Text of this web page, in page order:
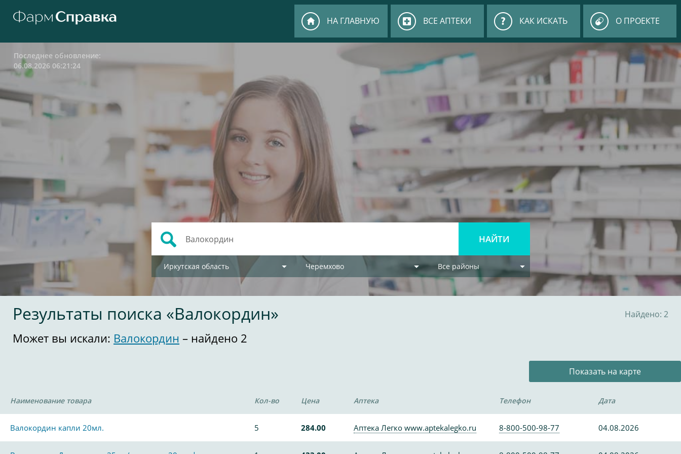
НА ГЛАВНУЮ ВСЕ АПТЕКИ КАК ИСКАТЬ О ПРОЕКТЕ
Последнее обновление:
06.08.2026 06:21:24
Иркутская область Черемхово Все районы
Результаты поиска «Валокордин» Найдено: 2
Может вы искали: Валокордин – найдено 2
Показать на карте
Наименование товара Кол-во Цена Аптека Телефон Дата
Валокордин капли 20мл. 5 284.00 Аптека Легко www.aptekalegko.ru 8-800-500-98-77 04.08.2026